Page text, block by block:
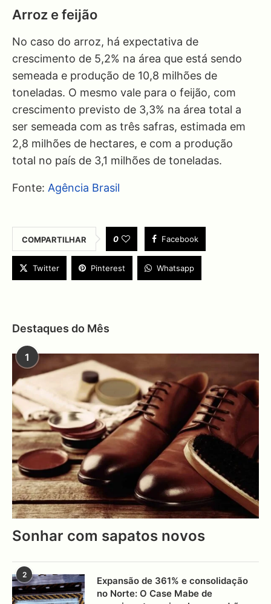
Arroz e feijão
No caso do arroz, há expectativa de
crescimento de 5,2% na área que está sendo
semeada e produção de 10,8 milhões de
toneladas. O mesmo vale para o feijão, com
crescimento previsto de 3,3% na área total a
ser semeada com as três safras, estimada em
2,8 milhões de hectares, e com a produção
total no país de 3,1 milhões de toneladas.
Fonte: Agência Brasil
COMPARTILHAR 0 Facebook
Twitter Pinterest Whatsapp
Destaques do Mês
1
Sonhar com sapatos novos
2
Expansão de 361% e consolidação
no Norte: O Case Mabe de